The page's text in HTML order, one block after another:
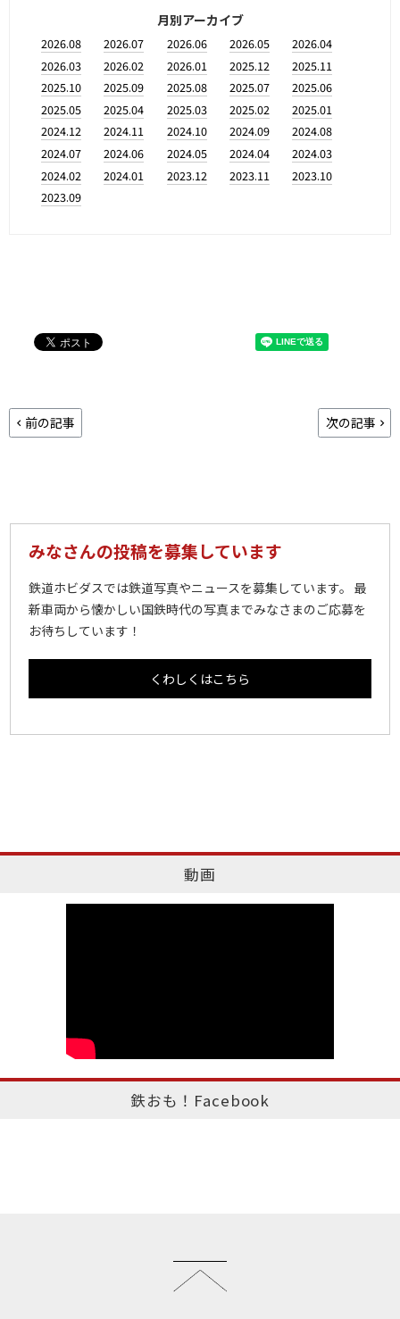
月別アーカイブ
2026.08 2026.07 2026.06 2026.05
2026.04
2026.03
2026.02 2026.01 2025.12
2025.11
2025.10
2025.09 2025.08 2025.07
2025.06
2025.05
2025.04 2025.03 2025.02
2025.01
2024.12
2024.11 2024.10 2024.09
2024.08
2024.07
2024.06 2024.05 2024.04
2024.03
2024.02
2024.01 2023.12 2023.11
2023.10
2023.09
前の記事 次の記事
みなさんの投稿を募集しています
鉄道ホビダスでは鉄道写真やニュースを募集しています。 最
新車両から懐かしい国鉄時代の写真までみなさまのご応募を
お待ちしています！
くわしくはこちら
動画
鉄おも！Facebook